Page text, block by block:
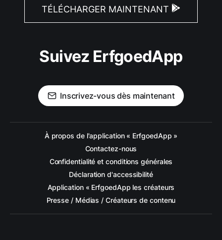
TÉLÉCHARGER MAINTENANT
Suivez ErfgoedApp
Inscrivez-vous dès maintenant
À propos de l'application « ErfgoedApp »
Contactez-nous
Confidentialité et conditions générales
Déclaration d'accessibilité
Application « ErfgoedApp les créateurs
Presse / Médias / Créateurs de contenu